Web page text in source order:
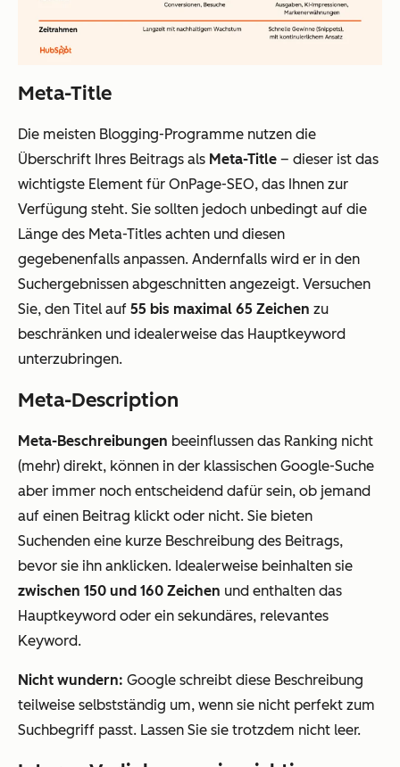
Meta-Title
Die meisten Blogging-Programme nutzen die
Überschrift Ihres Beitrags als Meta-Title – dieser ist das
wichtigste Element für OnPage-SEO, das Ihnen zur
Verfügung steht. Sie sollten jedoch unbedingt auf die
Länge des Meta-Titles achten und diesen
gegebenenfalls anpassen. Andernfalls wird er in den
Suchergebnissen abgeschnitten angezeigt. Versuchen
Sie, den Titel auf 55 bis maximal 65 Zeichen zu
beschränken und idealerweise das Hauptkeyword
unterzubringen.
Meta-Description
Meta-Beschreibungen beeinflussen das Ranking nicht
(mehr) direkt, können in der klassischen Google-Suche
aber immer noch entscheidend dafür sein, ob jemand
auf einen Beitrag klickt oder nicht. Sie bieten
Suchenden eine kurze Beschreibung des Beitrags,
bevor sie ihn anklicken. Idealerweise beinhalten sie
zwischen 150 und 160 Zeichen und enthalten das
Hauptkeyword oder ein sekundäres, relevantes
Keyword.
Nicht wundern: Google schreibt diese Beschreibung
teilweise selbstständig um, wenn sie nicht perfekt zum
Suchbegriff passt. Lassen Sie sie trotzdem nicht leer.